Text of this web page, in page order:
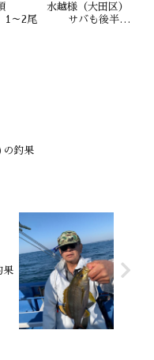
頭 水越様（大田区）
1～2尾 サバも後半
釣果
果